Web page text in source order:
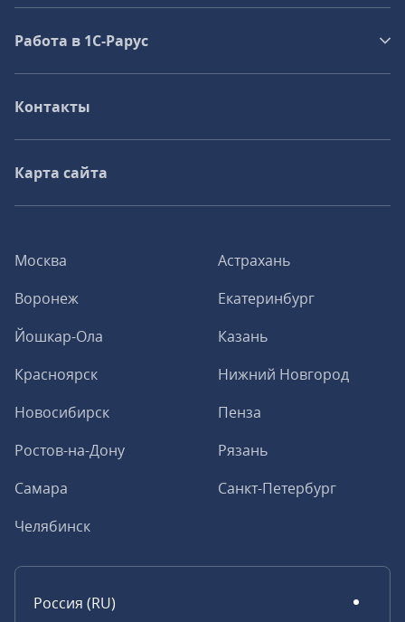
Москва
Астрахань
Воронеж
Екатеринбург
Йошкар-Ола
Казань
Красноярск
Нижний Новгород
Новосибирск
Пенза
Ростов-на-Дону
Рязань
Самара
Санкт-Петербург
Челябинск
Россия (RU)
Работа в 1С‑Рарус
Контакты
Карта сайта